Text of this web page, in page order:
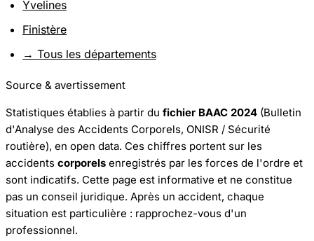
Yvelines
Finistère
→ Tous les départements
Source & avertissement
Statistiques établies à partir du fichier BAAC 2024 (Bulletin
d'Analyse des Accidents Corporels, ONISR / Sécurité
routière), en open data. Ces chiffres portent sur les
accidents corporels enregistrés par les forces de l'ordre et
sont indicatifs. Cette page est informative et ne constitue
pas un conseil juridique. Après un accident, chaque
situation est particulière : rapprochez-vous d'un
professionnel.